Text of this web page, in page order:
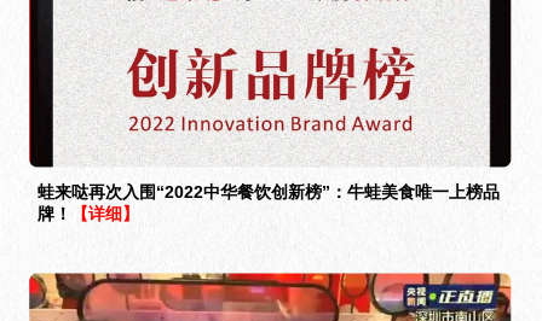
蛙来哒再次入围“2022中华餐饮创新榜”：牛蛙美食唯一上榜品
牌！
【详细】